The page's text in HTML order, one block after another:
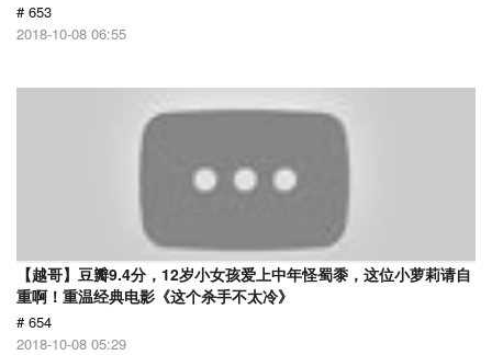
# 653
2018-10-08 06:55
【越哥】豆瓣9.4分，12岁小女孩爱上中年怪蜀黍，这位小萝莉请自
重啊！重温经典电影《这个杀手不太冷》
# 654
2018-10-08 05:29